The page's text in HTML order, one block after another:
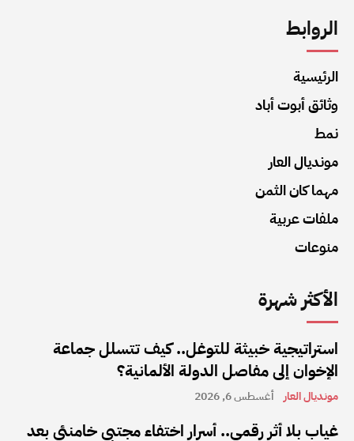
الروابط
الرئيسية
وثائق أبوت أباد
نمط
مونديال العار
مهما كان الثمن
ملفات عربية
منوعات
الأكثر شهرة
استراتيجية خبيثة للتوغل.. كيف تتسلل جماعة
الإخوان إلى مفاصل الدولة الألمانية؟
مونديال العار أغسطس 6, 2026
غياب بلا أثر رقمي.. أسرار اختفاء مجتبى خامنئي بعد